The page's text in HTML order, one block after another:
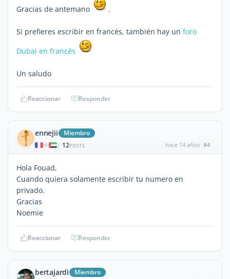
Gracias de antemano
.
Si prefieres escribir en francés, también hay un foro
Dubai en francés
Un saludo
Reaccionar Responder
ennejii Miembro
| 12POSTS hace 14 años #4
Hola Fouad,
Cuando quiera solamente escribir tu numero en
privado.
Gracias
Noemie
Reaccionar Responder
bertajardi Miembro